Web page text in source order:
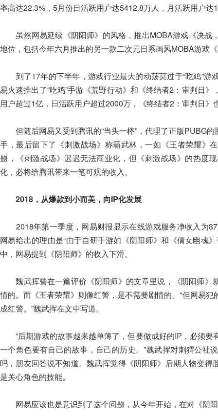
率高达22.3%，5月份日活跃用户达5412.8万人，月活跃用户
虽然网易延续《阴阳师》的风格，推出MOBA游戏《决战
地位，包括今年六月推出的另一款二次元日系画风MOBA游戏
到了17年的下半年，游戏行业最大的动荡莫过于“吃鸡”游
易火速推出了“吃鸡”手游《荒野行动》和《终结者2：审判日
用户超过1亿，日活跃用户超过2000万，《终结者2：审判日
但随后网易又受到腾讯的“当头一棒”，代理了正版PUBG的
手，最后留下了《刺激战场》称霸武林，一如《王者荣耀》
题，《刺激战场》迟迟无法商业化，但《刺激战场》的热度
化，必将给腾讯带来一笔可观的收入。
2018，从爆款到小而美，向IP化发展
2018年第一季度，网易财报显示在线游戏服务净收入为
网易给出的理由是“由于自研手游如《阴阳师》和《倩女幽魂
中，网易提到《阴阳师》的收入下滑。
魏武挥曾在一篇评价《阴阳师》的文章里说，《阴阳师》
情的。而《王者荣耀》则像红警，是不需要剧情的。“但网易
成红警。”魏武挥在文中写道。
“后期游戏的故事越来越单薄了，但要做成好的IP，必须要
一个角色要有自己的故事，自己的历史。”魏武挥对刺猬公社
吗，朋友回答说不知道。魏武挥觉得《阴阳师》后期人物变
是关心角色的技能。
网易应该也是意识到了这个问题，从今年开始，在对《阴